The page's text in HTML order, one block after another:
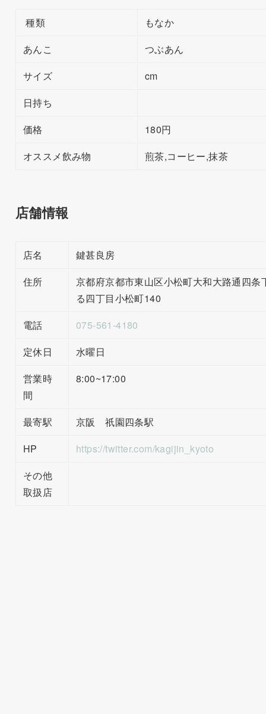
種類
もなか
あんこ
つぶあん
サイズ
cm
日持ち
価格
180円
オススメ飲み物
煎茶,コーヒー,抹茶
店舗情報
店名
鍵甚良房
住所
京都府京都市東山区小松町大和大路通四条
る四丁目小松町140
電話
075-561-4180
定休日
水曜日
営業時
間
8:00~17:00
最寄駅
京阪 祇園四条駅
HP
https://twitter.com/kagijin_kyoto
その他
取扱店